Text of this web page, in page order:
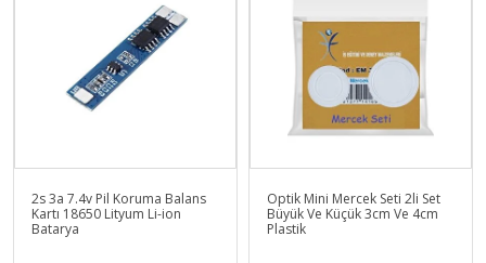
2s 3a 7.4v Pil Koruma Balans
Kartı 18650 Lityum Li-ion
Batarya
Optik Mini Mercek Seti 2li Set
Büyük Ve Küçük 3cm Ve 4cm
Plastik